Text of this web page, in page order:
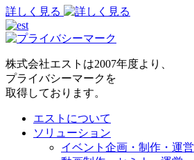
詳しく見る
株式会社エストは2007年度より、
プライバシーマークを
取得しております。
エストについて
ソリューション
イベント企画・制作・運営